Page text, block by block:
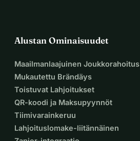
Alustan Ominaisuudet
Maailmanlaajuinen Joukkorahoitus
Mukautettu Brändäys
Toistuvat Lahjoitukset
QR-koodi ja Maksupyynnöt
Tiimivarainkeruu
Lahjoituslomake-liitännäinen